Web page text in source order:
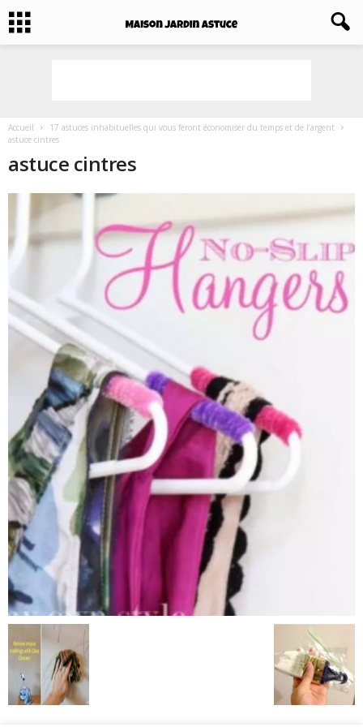
Accueil
17 astuces inhabituelles qui vous feront économiser du temps et de l’argent
astuce cintres
astuce cintres